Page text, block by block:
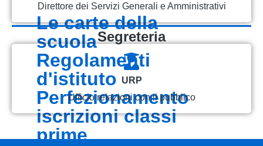
le carte della
scuola
regolamenti
d'istituto
perfezionamento
iscrizioni classi
prime
Direttore dei Servizi Generali e Amministrativi
segreteria
URP
Ufficio relazioni con il pubblico